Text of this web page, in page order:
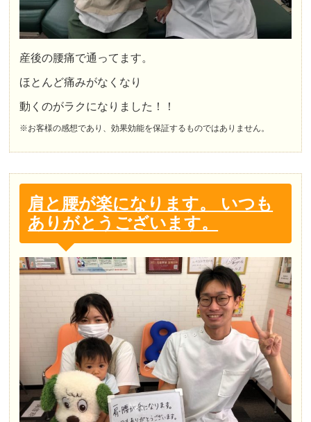
産後の腰痛で通ってます。
ほとんど痛みがなくなり
動くのがラクになりました！！
※お客様の感想であり、効果効能を保証するものではありません。
肩と腰が楽になります。 いつも
ありがとうございます。